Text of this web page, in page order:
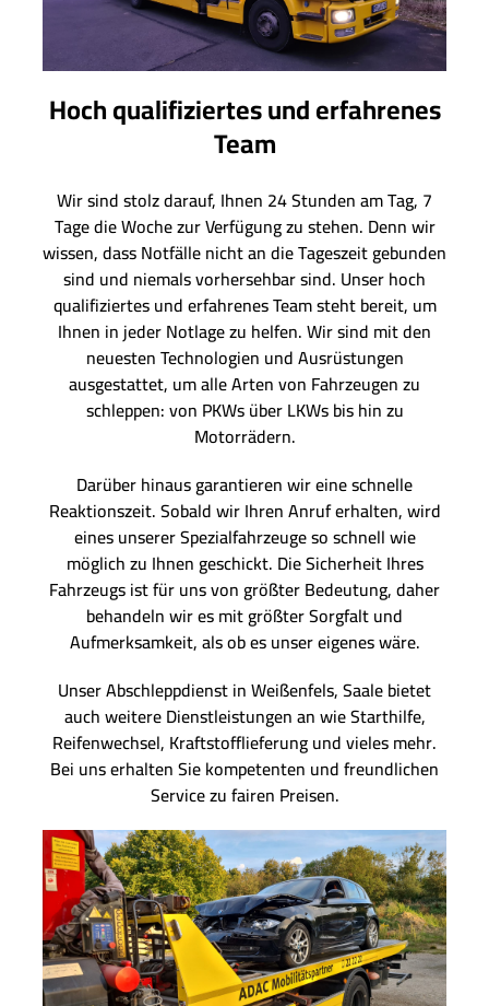
Hoch qualifiziertes und erfahrenes
Team
Wir sind stolz darauf, Ihnen 24 Stunden am Tag, 7
Tage die Woche zur Verfügung zu stehen. Denn wir
wissen, dass Notfälle nicht an die Tageszeit gebunden
sind und niemals vorhersehbar sind. Unser hoch
qualifiziertes und erfahrenes Team steht bereit, um
Ihnen in jeder Notlage zu helfen. Wir sind mit den
neuesten Technologien und Ausrüstungen
ausgestattet, um alle Arten von Fahrzeugen zu
schleppen: von PKWs über LKWs bis hin zu
Motorrädern.
Darüber hinaus garantieren wir eine schnelle
Reaktionszeit. Sobald wir Ihren Anruf erhalten, wird
eines unserer Spezialfahrzeuge so schnell wie
möglich zu Ihnen geschickt. Die Sicherheit Ihres
Fahrzeugs ist für uns von größter Bedeutung, daher
behandeln wir es mit größter Sorgfalt und
Aufmerksamkeit, als ob es unser eigenes wäre.
Unser Abschleppdienst in Weißenfels, Saale bietet
auch weitere Dienstleistungen an wie Starthilfe,
Reifenwechsel, Kraftstofflieferung und vieles mehr.
Bei uns erhalten Sie kompetenten und freundlichen
Service zu fairen Preisen.